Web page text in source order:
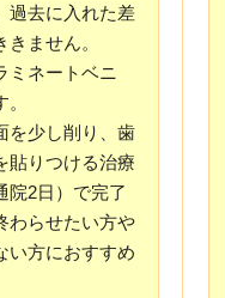
過去に入れた差
ません。
ミネートベニ
を少し削り、歯
貼りつける治療
院2日）で完了
わらせたい方や
い方におすすめ